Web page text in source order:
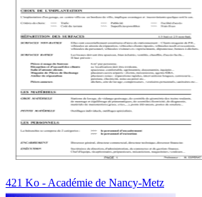
421 Ko - Académie de Nancy-Metz